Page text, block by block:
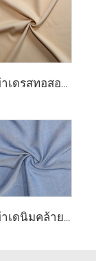
ผ้าเดรสทอสองชั้น TR
ผ้าเดนิมคล้ายผ้าไลโอเซลโพลี